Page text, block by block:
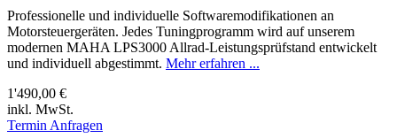
Professionelle und individuelle Softwaremodifikationen an
Motorsteuergeräten. Jedes Tuningprogramm wird auf unserem
modernen MAHA LPS3000 Allrad-Leistungsprüfstand entwickelt
und individuell abgestimmt. Mehr erfahren ...
1'490,00 €
inkl. MwSt.
Termin Anfragen